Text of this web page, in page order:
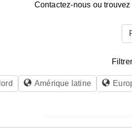
Contactez-nous ou
Amérique latine